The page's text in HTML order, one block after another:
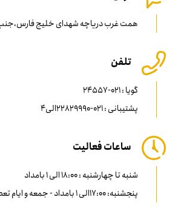
همت غرب دریاچه شهدای خلیج
تلفن
گویا : 021-24557
پشتیبانی : 021-22829990الی4
ساعات فعالیت
شنبه تا چهارشنبه : 18:00 الی 1 بامداد
پنجشنبه: 17:00الی 1 بامداد - جمعه و ایام تعطیل : 14:00الی 1 بامداد